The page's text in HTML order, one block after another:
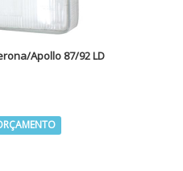
Apollo 87/92 LD